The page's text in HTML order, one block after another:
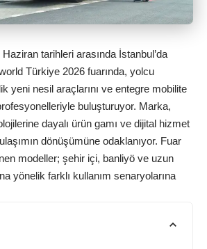
tarihleri arasında İstanbul’da
Türkiye 2026 fuarında, yolcu
yeni nesil araçlarını ve entegre mobilite
buluşturuyor. Marka,
dayalı ürün gamı ve dijital hizmet
dönüşümüne odaklanıyor. Fuar
modeller; şehir içi, banliyö ve uzun
yönelik farklı kullanım senaryolarına